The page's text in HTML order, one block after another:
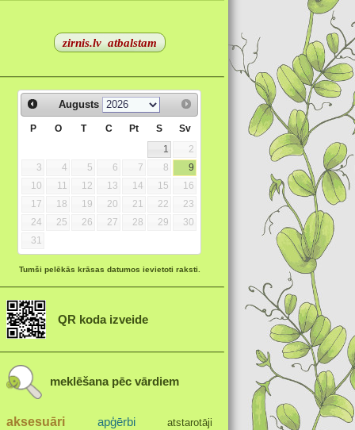
zirnis.lv atbalstam
Augusts
P O T C Pt S
Sv
1
2
3
4 5 6 7 8
9
10
11 12 13 14 15
16
17
18 19 20 21 22
23
24
25 26 27 28 29
30
31
Tumši pelēkās krāsas datumos ievietoti raksti.
QR koda izveide
meklēšana pēc vārdiem
aksesuāri apģērbi
atstarotāji